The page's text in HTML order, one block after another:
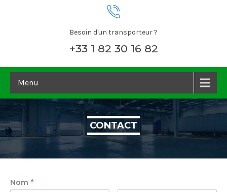
Besoin d'un transporteur ?
+33 1 82 30 16 82
Menu
CONTACT
Nom *